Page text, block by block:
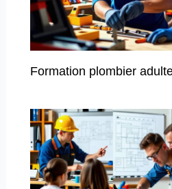
Formation plombier